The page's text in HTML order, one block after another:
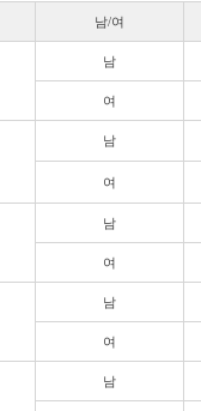
남/여
남
여
남
여
남
여
남
여
남